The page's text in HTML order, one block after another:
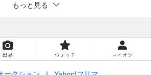
もっと見る
出品 ウォッチ マイオク